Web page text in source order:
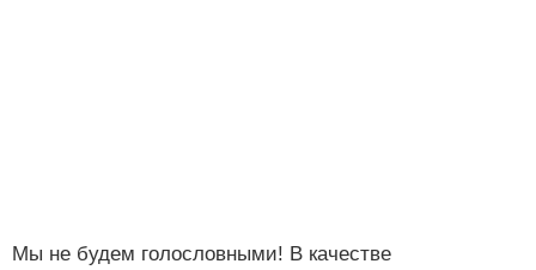
Мы не будем голословными! В качестве